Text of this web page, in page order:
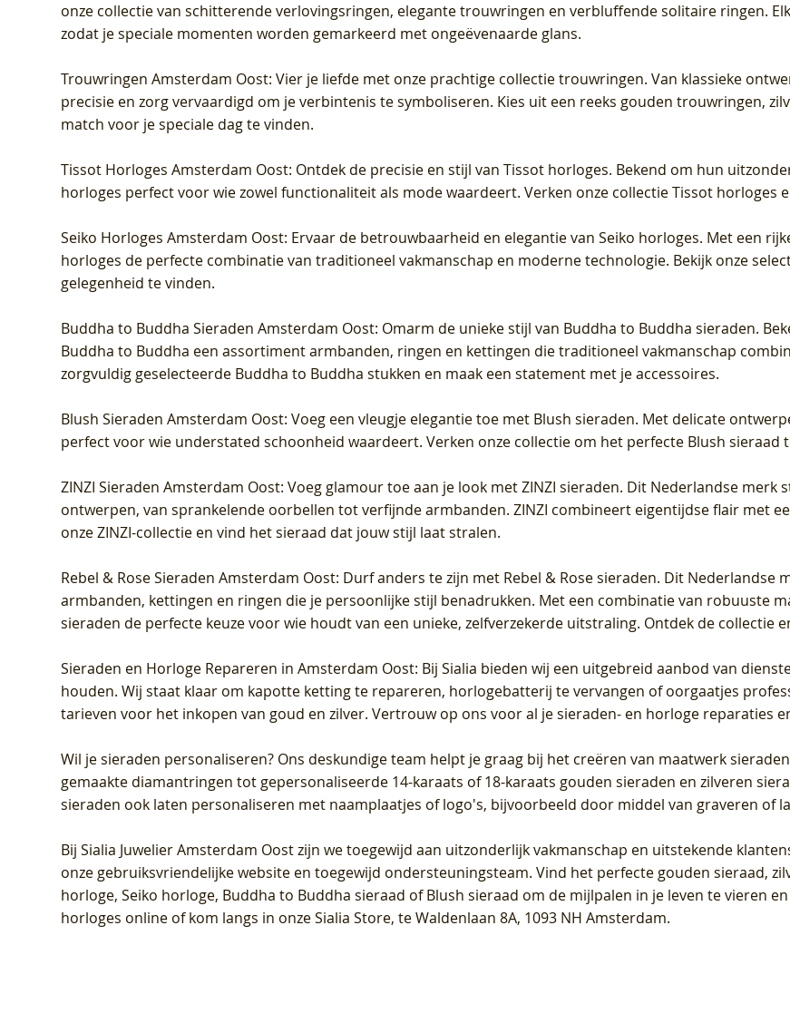
onze collectie van schitterende verlovingsringen, elegante trouwringen en verbluffende solitaire ringen.
zodat je speciale momenten worden gemarkeerd met ongeëvenaarde glans.
Trouwringen Amsterdam Oost: Vier je liefde met onze prachtige collectie trouwringen. Van klassieke
precisie en zorg vervaardigd om je verbintenis te symboliseren. Kies uit een reeks gouden trouwringen,
match voor je speciale dag te vinden.
Tissot Horloges Amsterdam Oost: Ontdek de precisie en stijl van Tissot horloges. Bekend om hun
horloges perfect voor wie zowel functionaliteit als mode waardeert. Verken onze collectie Tissot horloges
Seiko Horloges Amsterdam Oost: Ervaar de betrouwbaarheid en elegantie van Seiko horloges. Met een
horloges de perfecte combinatie van traditioneel vakmanschap en moderne technologie. Bekijk onze
gelegenheid te vinden.
Buddha to Buddha Sieraden Amsterdam Oost: Omarm de unieke stijl van Buddha to Buddha sieraden.
Buddha to Buddha een assortiment armbanden, ringen en kettingen die traditioneel vakmanschap
zorgvuldig geselecteerde Buddha to Buddha stukken en maak een statement met je accessoires.
Blush Sieraden Amsterdam Oost: Voeg een vleugje elegantie toe met Blush sieraden. Met delicate
perfect voor wie understated schoonheid waardeert. Verken onze collectie om het perfecte Blush sieraad
ZINZI Sieraden Amsterdam Oost: Voeg glamour toe aan je look met ZINZI sieraden. Dit Nederlandse
ontwerpen, van sprankelende oorbellen tot verfijnde armbanden. ZINZI combineert eigentijdse flair met
onze ZINZI-collectie en vind het sieraad dat jouw stijl laat stralen.
Rebel & Rose Sieraden Amsterdam Oost: Durf anders te zijn met Rebel & Rose sieraden. Dit Nederlandse
armbanden, kettingen en ringen die je persoonlijke stijl benadrukken. Met een combinatie van robuuste
sieraden de perfecte keuze voor wie houdt van een unieke, zelfverzekerde uitstraling. Ontdek de collectie
Sieraden en Horloge Repareren in Amsterdam Oost: Bij Sialia bieden wij een uitgebreid aanbod van
houden. Wij staat klaar om kapotte ketting te repareren, horlogebatterij te vervangen of oorgaatjes
tarieven voor het inkopen van goud en zilver. Vertrouw op ons voor al je sieraden- en horloge reparaties
Wil je sieraden personaliseren? Ons deskundige team helpt je graag bij het creëren van maatwerk
gemaakte diamantringen tot gepersonaliseerde 14-karaats of 18-karaats gouden sieraden en zilveren
sieraden ook laten personaliseren met naamplaatjes of logo's, bijvoorbeeld door middel van graveren of
BijSialia Juwelier Amsterdam Oostzijn we toegewijd aan uitzonderlijk vakmanschap en uitstekende
onze gebruiksvriendelijke website en toegewijd ondersteuningsteam. Vind het perfecte gouden sieraad,
horloge, Seiko horloge, Buddha to Buddha sieraad of Blush sieraad om de mijlpalen in je leven te vieren
horloges online of kom langs in onze Sialia Store, te Waldenlaan 8A, 1093 NH Amsterdam.